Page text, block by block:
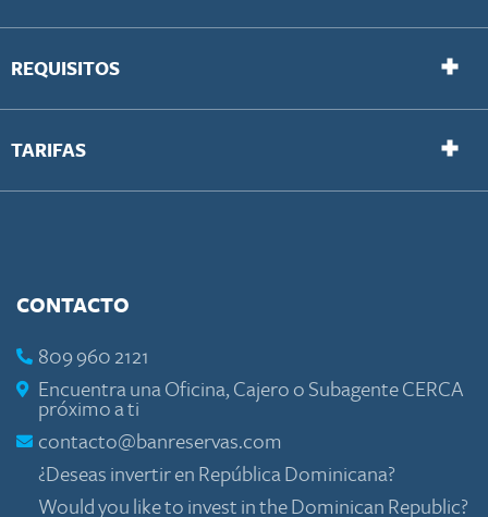
REQUISITOS
TARIFAS
CONTACTO
809 960 2121
Encuentra una Oficina, Cajero o Subagente CERCA
próximo a ti
contacto@banreservas.com
¿Deseas invertir en República Dominicana?
Would you like to invest in the Dominican Republic?